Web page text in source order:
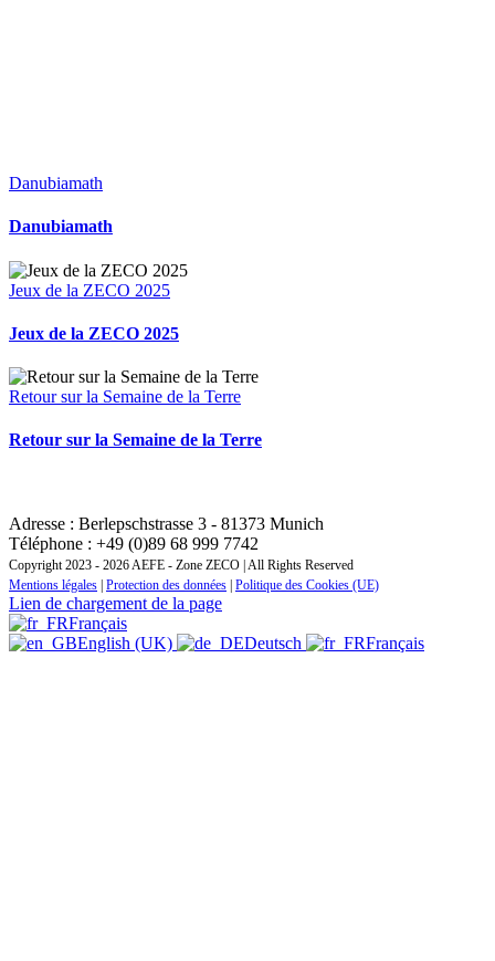
Danubiamath
Danubiamath
Jeux de la ZECO 2025
Jeux de la ZECO 2025
Retour sur la Semaine de la Terre
Retour sur la Semaine de la Terre
Adresse : Berlepschstrasse 3 - 81373 Munich
Téléphone : +49 (0)89 68 999 7742
Copyright 2023 - 2026 AEFE - Zone ZECO | All Rights Reserved
Mentions légales | Protection des données | Politique des Cookies (UE)
Lien de chargement de la page
Français
English (UK)
Deutsch Français